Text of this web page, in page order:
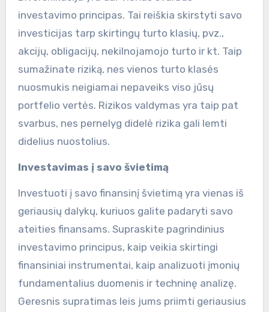
investavimo principas. Tai reiškia skirstyti savo
investicijas tarp skirtingų turto klasių, pvz.,
akcijų, obligacijų, nekilnojamojo turto ir kt. Taip
sumažinate riziką, nes vienos turto klasės
nuosmukis neigiamai nepaveiks viso jūsų
portfelio vertės. Rizikos valdymas yra taip pat
svarbus, nes pernelyg didelė rizika gali lemti
didelius nuostolius.
Investavimas į savo švietimą
Investuoti į savo finansinį švietimą yra vienas iš
geriausių dalykų, kuriuos galite padaryti savo
ateities finansams. Supraskite pagrindinius
investavimo principus, kaip veikia skirtingi
finansiniai instrumentai, kaip analizuoti įmonių
fundamentalius duomenis ir techninę analizę.
Geresnis supratimas leis jums priimti geriausius